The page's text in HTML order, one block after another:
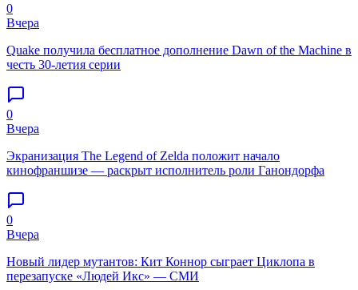
0
Вчера
Quake получила бесплатное дополнение Dawn of the Machine в
честь 30-летия серии
0
Вчера
Экранизация The Legend of Zelda положит начало
кинофраншизе — раскрыт исполнитель роли Ганондорфа
0
Вчера
Новый лидер мутантов: Кит Коннор сыграет Циклопа в
перезапуске «Людей Икс» — СМИ